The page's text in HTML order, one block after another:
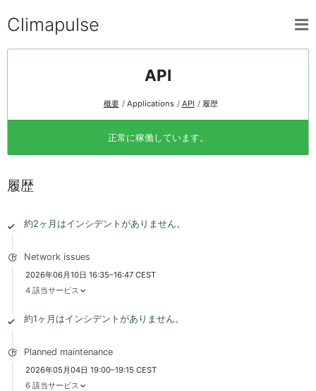
Climapulse
API
概要 Applications API 履歴
正常に稼働しています。
履歴
約2ヶ月はインシデントがありません。
Network issues
2026年06月10日 16:35–16:47 CEST
4 該当サービス
約1ヶ月はインシデントがありません。
Planned maintenance
2026年05月04日 19:00–19:15 CEST
6 該当サービス